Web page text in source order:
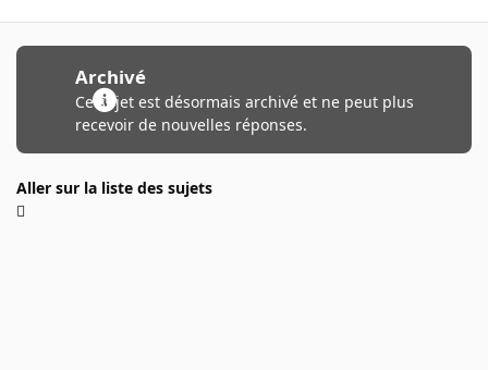
Archivé
Ce sujet est désormais archivé et ne peut plus
recevoir de nouvelles réponses.
Aller sur la liste des sujets